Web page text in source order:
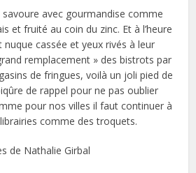
avec gourmandise comme
et fruité au coin du zinc. Et à l’heure
cassée et yeux rivés à leur
remplacement » des bistrots par
de fringues, voilà un joli pied de
de rappel pour ne pas oublier
pour nos villes il faut continuer à
comme des troquets.
de Nathalie Girbal